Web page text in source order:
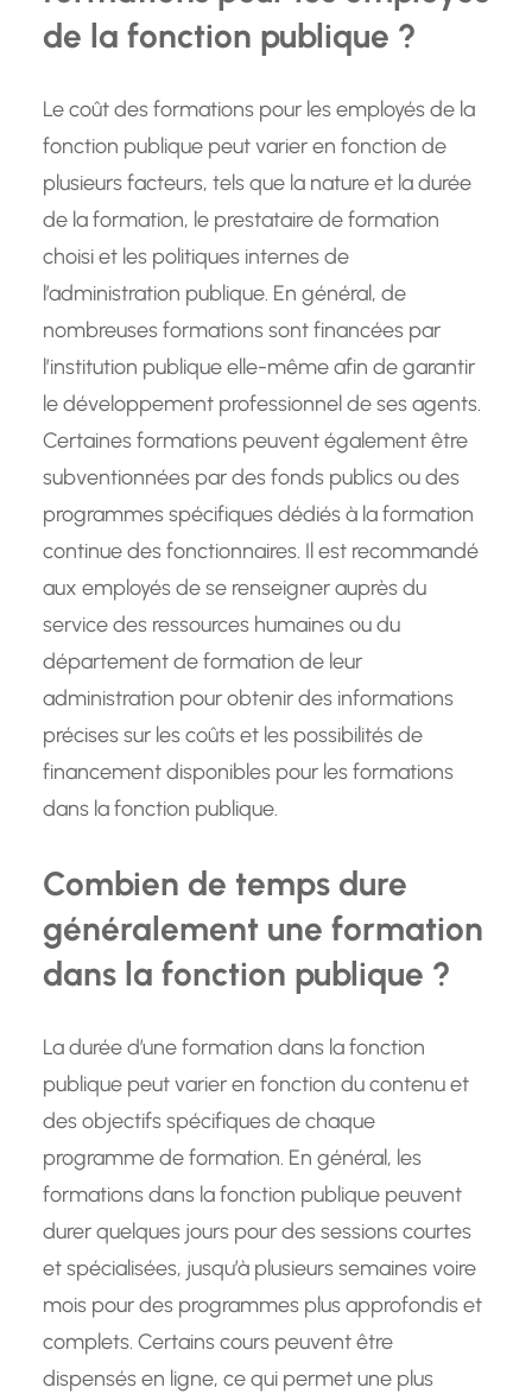
de la fonction publique ?
Le coût des formations pour les employés de la
fonction publique peut varier en fonction de
plusieurs facteurs, tels que la nature et la durée
de la formation, le prestataire de formation
choisi et les politiques internes de
l’administration publique. En général, de
nombreuses formations sont financées par
l’institution publique elle-même afin de garantir
le développement professionnel de ses agents.
Certaines formations peuvent également être
subventionnées par des fonds publics ou des
programmes spécifiques dédiés à la formation
continue des fonctionnaires. Il est recommandé
aux employés de se renseigner auprès du
service des ressources humaines ou du
département de formation de leur
administration pour obtenir des informations
précises sur les coûts et les possibilités de
financement disponibles pour les formations
dans la fonction publique.
Combien de temps dure
généralement une formation
dans la fonction publique ?
La durée d’une formation dans la fonction
publique peut varier en fonction du contenu et
des objectifs spécifiques de chaque
programme de formation. En général, les
formations dans la fonction publique peuvent
durer quelques jours pour des sessions courtes
et spécialisées, jusqu’à plusieurs semaines voire
mois pour des programmes plus approfondis et
complets. Certains cours peuvent être
dispensés en ligne, ce qui permet une plus